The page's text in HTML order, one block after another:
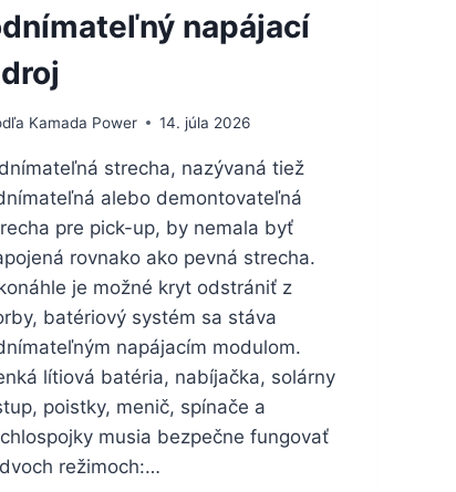
napájací
Kamada Power 14. júla 2026
strecha, nazývaná tiež
alebo demontovateľná
pre pick-up, by nemala byť
rovnako ako pevná strecha.
je možné kryt odstrániť z
batériový systém sa stáva
napájacím modulom.
lítiová batéria, nabíjačka, solárny
poistky, menič, spínače a
musia bezpečne fungovať
režimoch:…